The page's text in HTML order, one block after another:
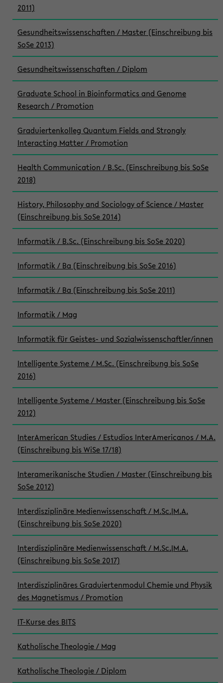
2011)
Gesundheitswissenschaften / Master (Einschreibung bis
SoSe 2013)
Gesundheitswissenschaften / Diplom
Graduate School in Bioinformatics and Genome
Research / Promotion
Graduiertenkolleg Quantum Fields and Strongly
Interacting Matter / Promotion
Health Communication / B.Sc. (Einschreibung bis SoSe
2018)
History, Philosophy and Sociology of Science / Master
(Einschreibung bis SoSe 2014)
Informatik / B.Sc. (Einschreibung bis SoSe 2020)
Informatik / Ba (Einschreibung bis SoSe 2016)
Informatik / Ba (Einschreibung bis SoSe 2011)
Informatik / Mag
Informatik für Geistes- und Sozialwissenschaftler/innen
Intelligente Systeme / M.Sc. (Einschreibung bis SoSe
2016)
Intelligente Systeme / Master (Einschreibung bis SoSe
2012)
InterAmerican Studies / Estudios InterAmericanos / M.A.
(Einschreibung bis WiSe 17/18)
Interamerikanische Studien / Master (Einschreibung bis
SoSe 2012)
Interdisziplinäre Medienwissenschaft / M.Sc.|M.A.
(Einschreibung bis SoSe 2020)
Interdisziplinäre Medienwissenschaft / M.Sc.|M.A.
(Einschreibung bis SoSe 2017)
Interdisziplinäres Graduiertenmodul Chemie und Physik
des Magnetismus / Promotion
IT-Kurse des BITS
Katholische Theologie / Mag
Katholische Theologie / Diplom